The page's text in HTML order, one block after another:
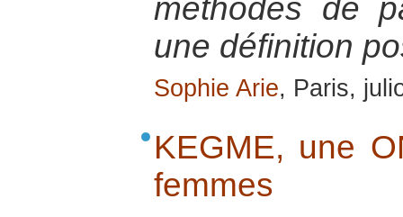
méthodes de
une définition
Sophie Arie, Paris,
KEGME, une
femmes